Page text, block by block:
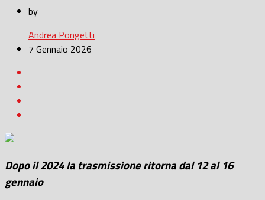
by
Andrea Pongetti
7 Gennaio 2026
Dopo il 2024 la trasmissione ritorna dal 12 al 16
gennaio